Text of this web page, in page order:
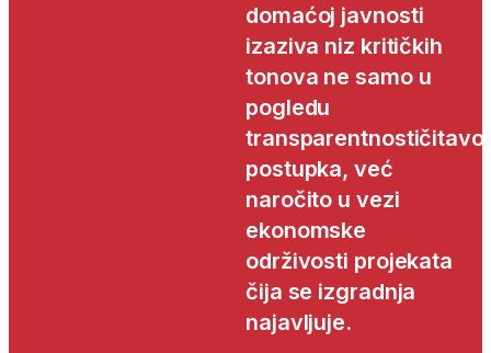
domaćoj javnosti
izaziva niz kritičkih
tonova ne samo u
pogledu
postupka, već
naročito u vezi
ekonomske
održivosti projekata
čija se izgradnja
najavljuje.